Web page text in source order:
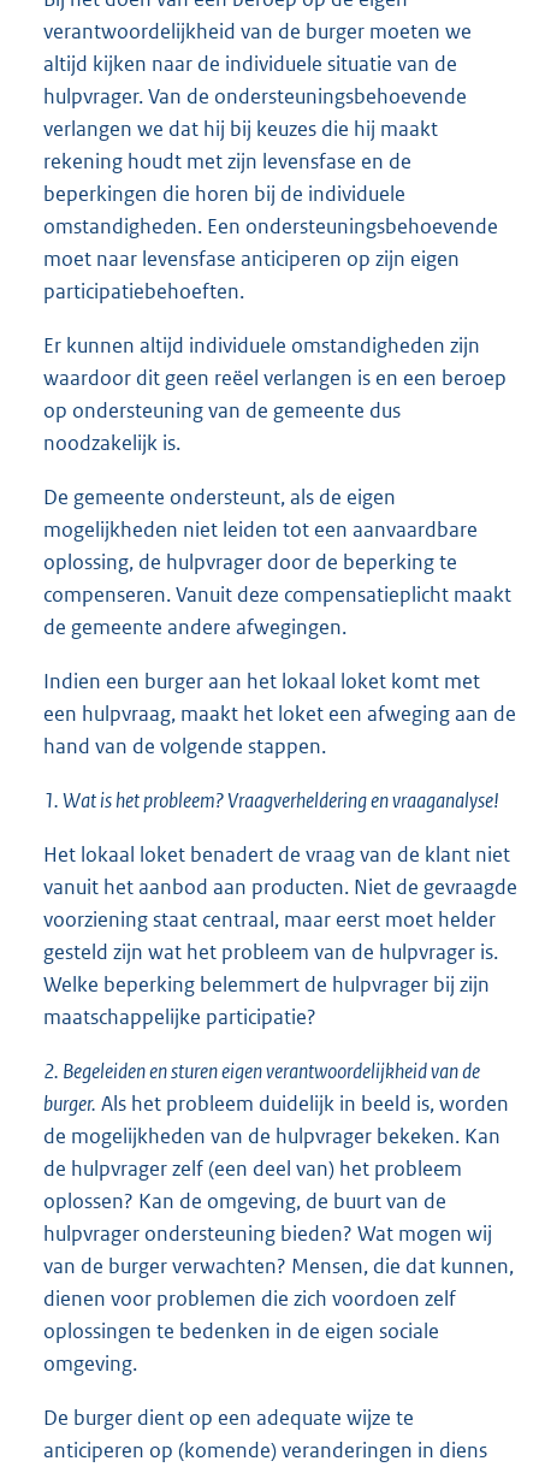
verantwoordelijkheid van de burger moeten we
altijd kijken naar de individuele situatie van de
hulpvrager. Van de ondersteuningsbehoevende
verlangen we dat hij bij keuzes die hij maakt
rekening houdt met zijn levensfase en de
beperkingen die horen bij de individuele
omstandigheden. Een ondersteuningsbehoevende
moet naar levensfase anticiperen op zijn eigen
participatiebehoeften.
Er kunnen altijd individuele omstandigheden zijn
waardoor dit geen reëel verlangen is en een beroep
op ondersteuning van de gemeente dus
noodzakelijk is.
De gemeente ondersteunt, als de eigen
mogelijkheden niet leiden tot een aanvaardbare
oplossing, de hulpvrager door de beperking te
compenseren. Vanuit deze compensatieplicht maakt
de gemeente andere afwegingen.
Indien een burger aan het lokaal loket komt met
een hulpvraag, maakt het loket een afweging aan de
hand van de volgende stappen.
1. Wat is het probleem? Vraagverheldering en vraaganalyse!
Het lokaal loket benadert de vraag van de klant niet
vanuit het aanbod aan producten. Niet de gevraagde
voorziening staat centraal, maar eerst moet helder
gesteld zijn wat het probleem van de hulpvrager is.
Welke beperking belemmert de hulpvrager bij zijn
maatschappelijke participatie?
2. Begeleiden en sturen eigen verantwoordelijkheid van de
burger. Als het probleem duidelijk in beeld is, worden
de mogelijkheden van de hulpvrager bekeken. Kan
de hulpvrager zelf (een deel van) het probleem
oplossen? Kan de omgeving, de buurt van de
hulpvrager ondersteuning bieden? Wat mogen wij
van de burger verwachten? Mensen, die dat kunnen,
dienen voor problemen die zich voordoen zelf
oplossingen te bedenken in de eigen sociale
omgeving.
De burger dient op een adequate wijze te
anticiperen op (komende) veranderingen in diens